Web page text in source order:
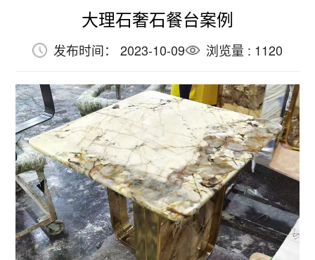
大理石奢石餐台案例
发布时间： 2023-10-09 浏览量 : 1120